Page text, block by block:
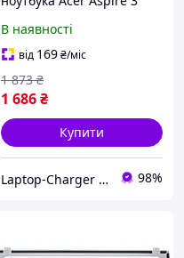
В наявності
від 169₴/міс
1 686₴
1 873 ₴
Купити
Laptop-Charger - інтернет магазин комплектуючих до ноутбуків 98%